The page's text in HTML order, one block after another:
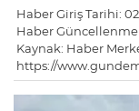
Haber Giriş Tarihi:
Haber Güncellenme
Kaynak: Haber
https://